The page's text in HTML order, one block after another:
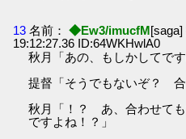
13 名前： ◆Ew3/imucfM
19:12:27.36 ID:64WKHwlA0
秋月「あの、もしかしてで
提督「そうでもないぞ？
秋月「！？ あ、合わせて
ですよね！？」